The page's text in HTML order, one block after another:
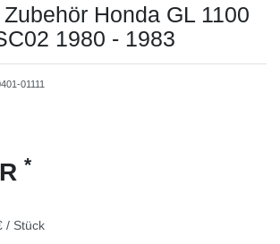
Honda GL 1100
1980 - 1983
01111
*
/ Stück